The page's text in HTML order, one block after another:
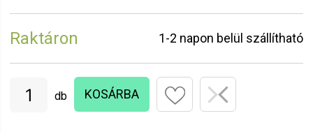
Raktáron 1-2 napon belül szállítható
db KOSÁRBA